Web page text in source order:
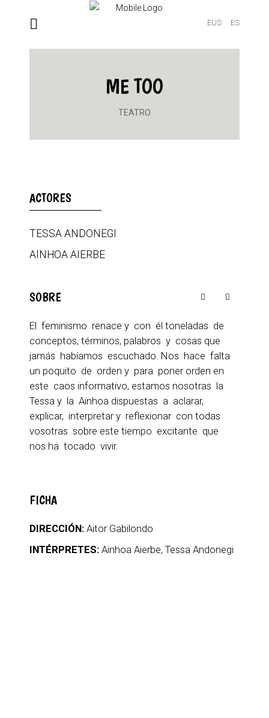
EUS ES
ME TOO
TEATRO
ACTORES
TESSA ANDONEGI
AINHOA AIERBE
SOBRE
El feminismo renace y con él toneladas de
conceptos, términos, palabros y cosas que
jamás habíamos escuchado. Nos hace falta
un poquito de orden y para poner orden en
este caos informativo, estamos nosotras la
Tessa y la Ainhoa dispuestas a aclarar,
explicar, interpretar y reflexionar con todas
vosotras sobre este tiempo excitante que
nos ha tocado vivir.
FICHA
DIRECCIÓN: Aitor Gabilondo
INTÉRPRETES: Ainhoa Aierbe, Tessa Andonegi